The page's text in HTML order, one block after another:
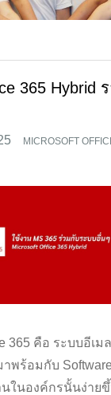
365 Hybrid
MICROSOFT
365 คือ ระบบอีเม
าพร้อมกับ
ในองค์กรนั้นง่าย